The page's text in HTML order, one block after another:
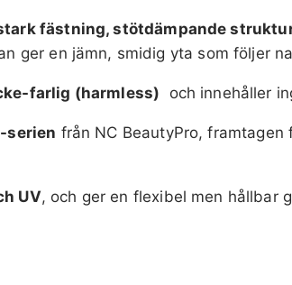
fästning, stötdämpande
ger en jämn, smidig yta som följer
farlig (harmless) och innehåller
serien från NC BeautyPro,
UV, och ger en flexibel men hållbar